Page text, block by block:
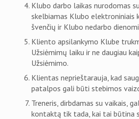
Klubo darbo laikas nurodomas
skelbiamas Klubo elektroniniais
švenčių ir Klubo nedarbo
Kliento apsilankymo Klube
Užsiėmimų laiku ir ne daugiau
Užsiėmimo.
Klientas neprieštarauja, kad
patalpos gali būti stebimos
Treneris, dirbdamas su vaikais,
kontaktą tik tada, kai tai būtina